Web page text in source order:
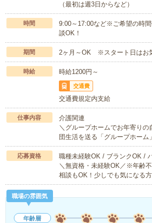
（最初は週3日からなど）
時間
9:00～17:00など※ご希望の時
談OK！
期間 2ヶ月～OK ※スタート日はお
時給 時給1200円～
交通費
交通費規定内支給
仕事内容
介護関連
＼グループホームでお年寄り
団生活を送る「グループホー
応募資格
職種未経験OK / ブランクOK /
＼無資格・未経験OK／※年齢
相談もOK！少しでも気になる
職場の雰囲気
年齢層